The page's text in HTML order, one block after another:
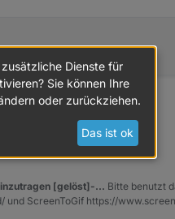
extra datenpunkt
das nicht -
[gelöst]-... Bitte benutzt
ScreenToGif https://
Dienste für
Sie können Ihre
oder zurückziehen.
Das ist ok